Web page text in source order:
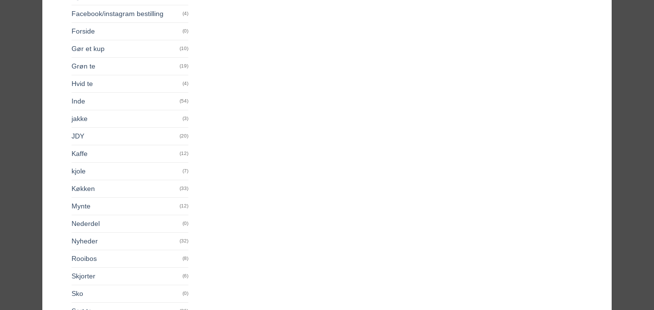
Facebook/instagram bestilling (4)
Forside (0)
Gør et kup (10)
Grøn te (19)
Hvid te (4)
Inde (54)
jakke (3)
JDY (20)
Kaffe (12)
kjole (7)
Køkken (33)
Mynte (12)
Nederdel (0)
Nyheder (32)
Rooibos (8)
Skjorter (6)
Sko (0)